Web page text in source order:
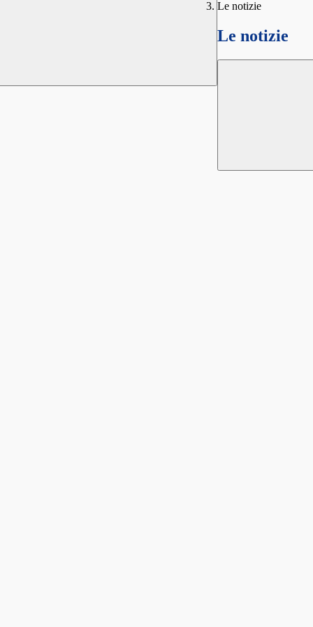
Le notizie
Le notizie